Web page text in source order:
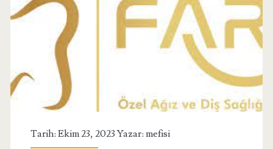
Tarih: Ekim 23, 2023 Yazar: mefisi